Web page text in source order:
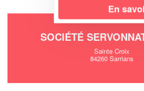
SOCIÉTÉ
Sainte Croix
84260 Sarrians
En